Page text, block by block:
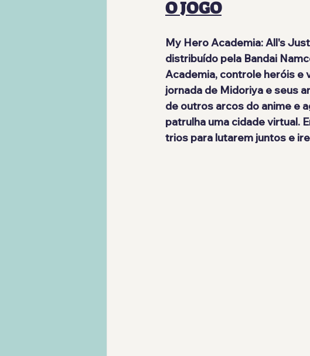
O JOGO
My Hero Academia: All's
distribuído pela Bandai
Academia, controle heróis e
jornada de Midoriya e seus
de outros arcos do anime e
patrulha uma cidade virtual.
trios para lutarem juntos e